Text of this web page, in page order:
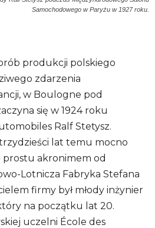
Samochodowego w Paryżu w 1927 roku.
produkcji polskiego
zdarzenia
w Boulogne pod
się w 1924 roku
Ralf Stetysz.
lat temu mocno
prostu akronimem od
Lotnicza Fabryka Stefana
firmy był młody inżynier
na początku lat 20.
uczelni École des